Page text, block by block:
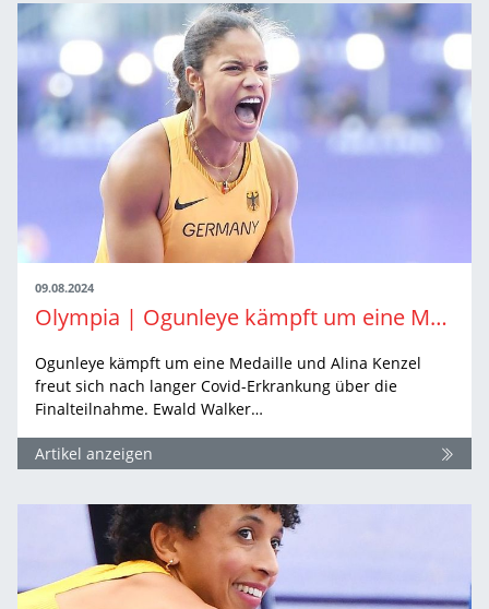
09.08.2024
Olympia | Ogunleye kämpft um eine Medaille
Ogunleye kämpft um eine Medaille und Alina Kenzel
freut sich nach langer Covid-Erkrankung über die
Finalteilnahme. Ewald Walker…
Artikel anzeigen